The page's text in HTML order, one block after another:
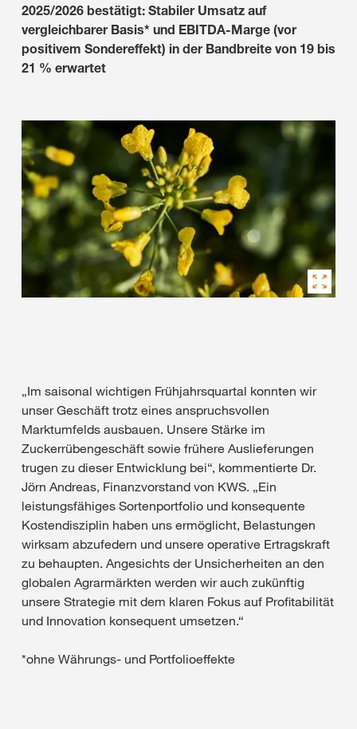
2025/2026 bestätigt: Stabiler Umsatz auf
vergleichbarer Basis* und EBITDA-Marge (vor
positivem Sondereffekt) in der Bandbreite von 19 bis
21 % erwartet
„Im saisonal wichtigen Frühjahrsquartal konnten wir
unser Geschäft trotz eines anspruchsvollen
Marktumfelds ausbauen. Unsere Stärke im
Zuckerrübengeschäft sowie frühere Auslieferungen
trugen zu dieser Entwicklung bei“, kommentierte Dr.
Jörn Andreas, Finanzvorstand von KWS. „Ein
leistungsfähiges Sortenportfolio und konsequente
Kostendisziplin haben uns ermöglicht, Belastungen
wirksam abzufedern und unsere operative Ertragskraft
zu behaupten. Angesichts der Unsicherheiten an den
globalen Agrarmärkten werden wir auch zukünftig
unsere Strategie mit dem klaren Fokus auf Profitabilität
und Innovation konsequent umsetzen.“
*ohne Währungs- und Portfolioeffekte